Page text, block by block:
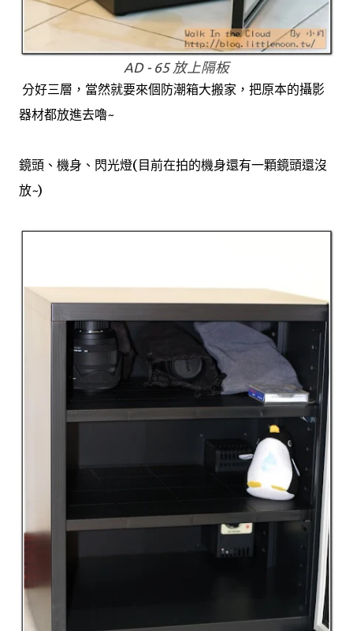
AD - 65 放上隔板
分好三層，當然就要來個防潮箱大搬家，把原本的攝影
器材都放進去嚕~
鏡頭、機身、閃光燈(目前在拍的機身還有一顆鏡頭還沒
放~)